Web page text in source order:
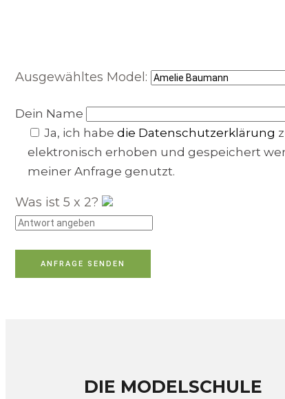
Ausgewähltes Model:
Dein Name
Ja, ich habe die Datenschutzerklärung
elektronisch erhoben und gespeichert
meiner Anfrage genutzt.
Was ist 5 x 2?
DIE MODELSCHULE